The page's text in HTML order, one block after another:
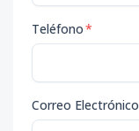
Teléfono*
Correo Electrónico